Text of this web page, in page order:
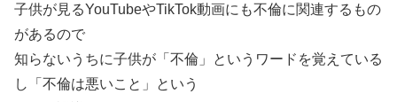
子供が見るYouTubeやTikTok動画にも不倫に関連するもの
があるので
知らないうちに子供が「不倫」というワードを覚えている
し「不倫は悪いこと」という